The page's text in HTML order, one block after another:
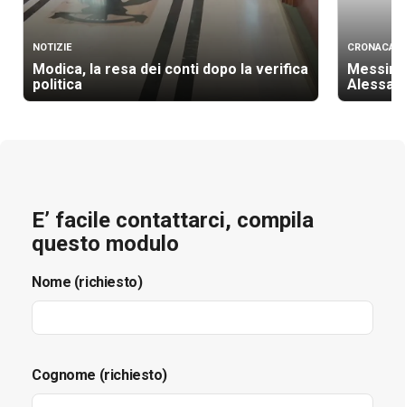
NOTIZIE
Modica, la resa dei conti dopo la verifica
politica
CRONACA
E’ facile contattarci, compila
questo modulo
Nome (richiesto)
Cognome (richiesto)